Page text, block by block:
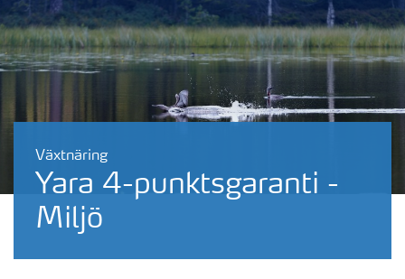
Växtnäring
Yara 4-punktsgaranti -
Miljö